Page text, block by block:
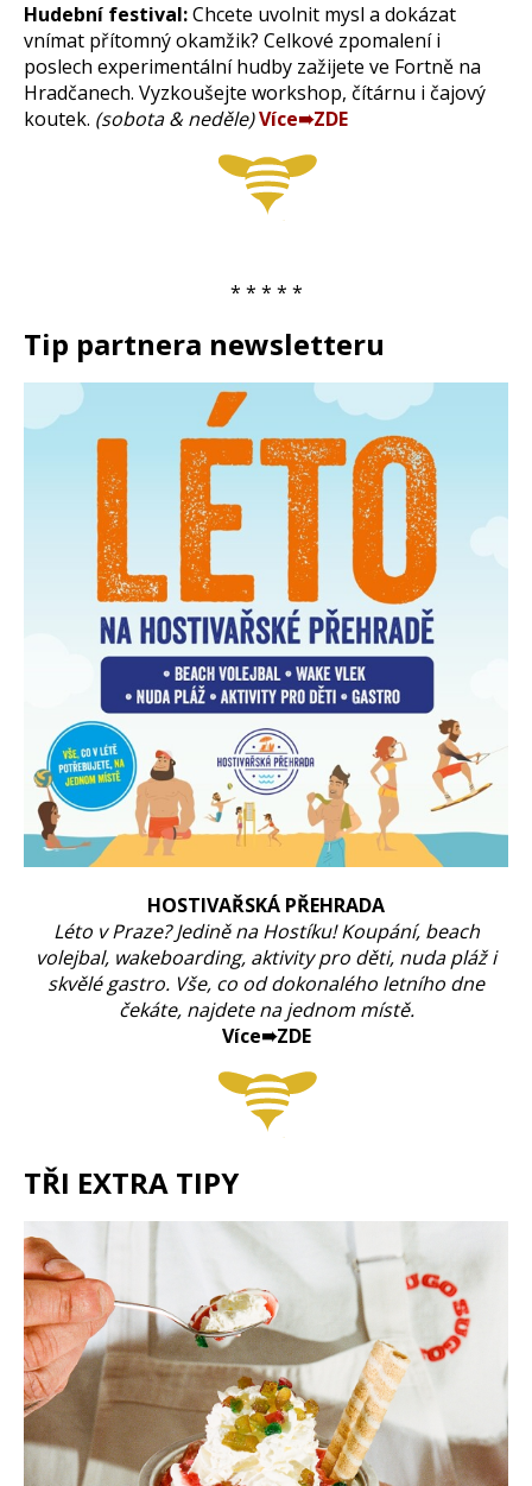
Hudební festival:Chcete uvolnit mysl a dokázat
vnímat přítomný okamžik? Celkové zpomalení i
poslech experimentální hudby zažijete ve Fortně na
Hradčanech. Vyzkoušejte workshop, čítárnu i čajový
koutek. (sobota & neděle)Více➠ZDE
* * * * *
Tip partnera newsletteru
HOSTIVAŘSKÁ PŘEHRADA
Léto v Praze? Jedině na Hostíku! Koupání, beach
volejbal, wakeboarding, aktivity pro děti, nuda pláž i
skvělé gastro. Vše, co od dokonalého letního dne
čekáte, najdete na jednom místě.
Více➠ZDE
TŘI EXTRA TIPY